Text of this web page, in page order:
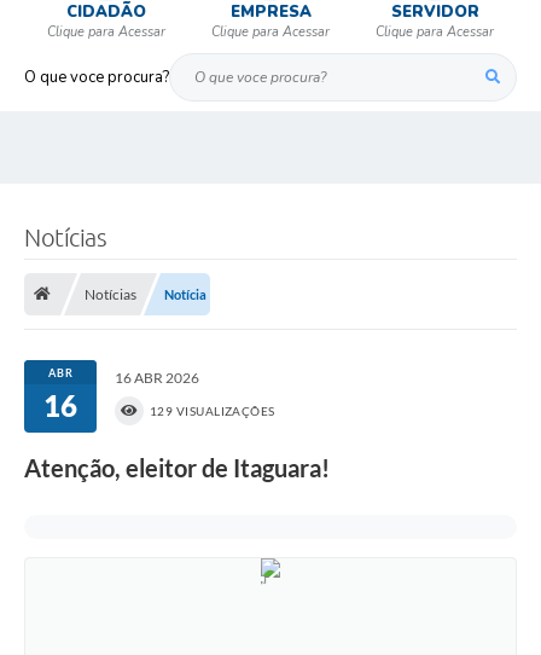
O que voce procura?
CIDADÃO EMPRESA SERVIDOR
Notícias
Notícias Notícia
ABR
16
16 ABR 2026
129 VISUALIZAÇÕES
Atenção, eleitor de Itaguara!